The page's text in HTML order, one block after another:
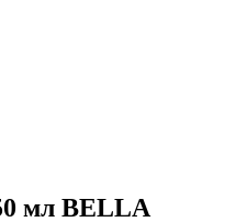
мл BELLA